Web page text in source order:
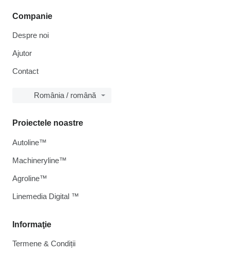
Companie
Despre noi
Ajutor
Contact
România / română
Informaţie
Termene & Condiții
Proiectele noastre
Autoline™
Machineryline™
Agroline™
Linemedia Digital ™